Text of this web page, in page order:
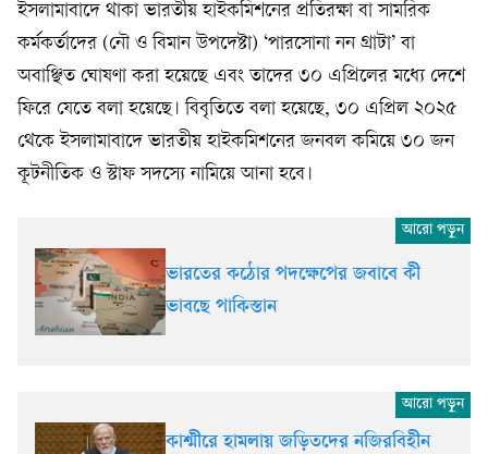
ইসলামাবাদে থাকা ভারতীয় হাইকমিশনের প্রতিরক্ষা বা সামরিক
কর্মকর্তাদের (নৌ ও বিমান উপদেষ্টা) ‘পারসোনা নন গ্রাটা’ বা
অবাঞ্ছিত ঘোষণা করা হয়েছে এবং তাদের ৩০ এপ্রিলের মধ্যে দেশে
ফিরে যেতে বলা হয়েছে। বিবৃতিতে বলা হয়েছে, ৩০ এপ্রিল ২০২৫
থেকে ইসলামাবাদে ভারতীয় হাইকমিশনের জনবল কমিয়ে ৩০ জন
কূটনীতিক ও স্টাফ সদস্যে নামিয়ে আনা হবে।
ভারতের কঠোর পদক্ষেপের জবাবে কী
ভাবছে পাকিস্তান
কাশ্মীরে হামলায় জড়িতদের নজিরবিহীন